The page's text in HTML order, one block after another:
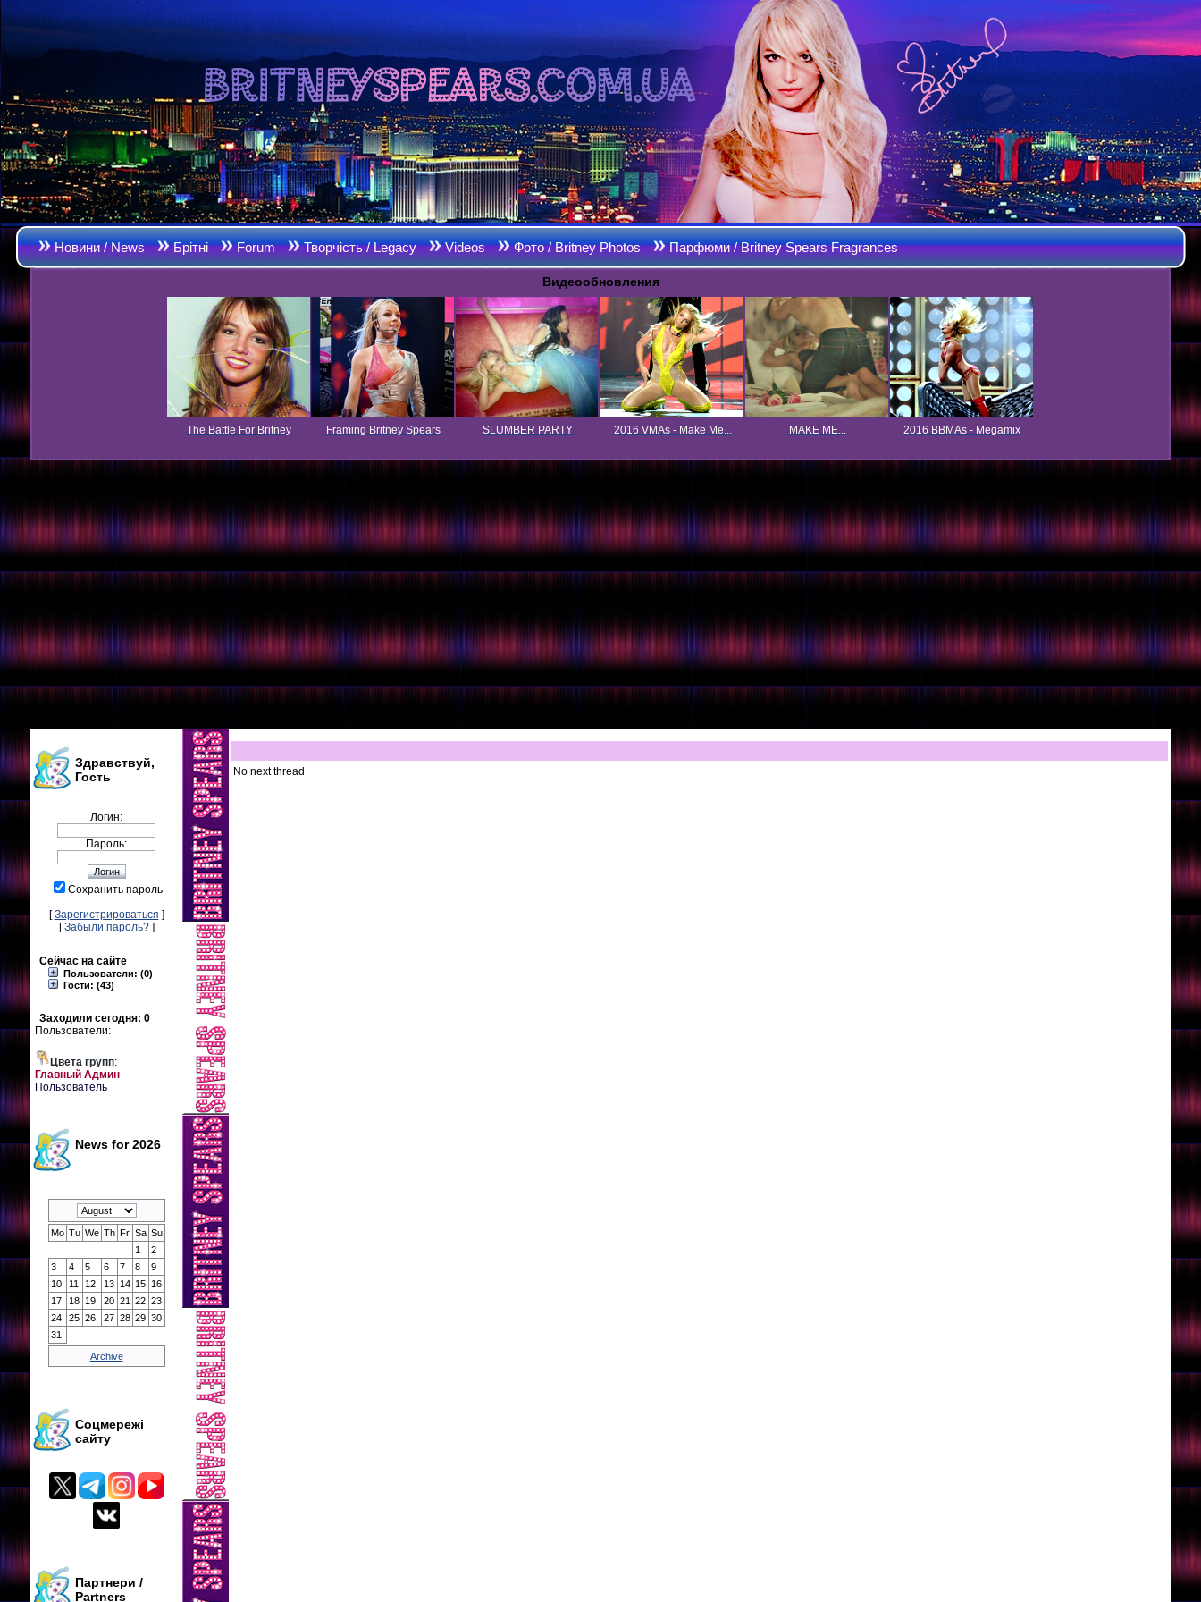
Новини / News Брітні Forum Творчість / Legacy Videos Фото / Britney Photos Парфюми / Britney Spears Fragrances
Видеообновления
The Battle For Britney Framing Britney Spears SLUMBER PARTY 2016 VMAs - Make Me... MAKE ME... 2016 BBMAs - Megamix
Здравствуй,
Гость
Логин:
Пароль:
Сохранить пароль
[Зарегистрироваться ]
[Забыли пароль?]
Сейчас на сайте
Пользователи: (0)
Гости: (43)
Заходили сегодня: 0
Пользователи:
Цвета групп:
Главный Админ
Пользователь
News for 2026
Mo Tu We Th Fr Sa Su
1
2
3
4 5 6 7 8
9
10
11 12 13 14 15
16
17
18 19 20 21 22 23
24
25 26 27 28 29 30
31
Archive
Соцмережі
сайту
Партнери /
Partners
No next thread